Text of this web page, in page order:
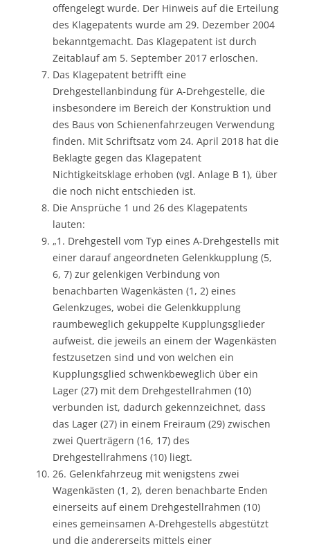
offengelegt wurde. Der Hinweis auf die Erteilung
des Klagepatents wurde am 29. Dezember 2004
bekanntgemacht. Das Klagepatent ist durch
Zeitablauf am 5. September 2017 erloschen.
Das Klagepatent betrifft eine
Drehgestellanbindung für A-Drehgestelle, die
insbesondere im Bereich der Konstruktion und
des Baus von Schienenfahrzeugen Verwendung
finden. Mit Schriftsatz vom 24. April 2018 hat die
Beklagte gegen das Klagepatent
Nichtigkeitsklage erhoben (vgl. Anlage B 1), über
die noch nicht entschieden ist.
Die Ansprüche 1 und 26 des Klagepatents
lauten:
„1. Drehgestell vom Typ eines A-Drehgestells mit
einer darauf angeordneten Gelenkkupplung (5,
6, 7) zur gelenkigen Verbindung von
benachbarten Wagenkästen (1, 2) eines
Gelenkzuges, wobei die Gelenkkupplung
raumbeweglich gekuppelte Kupplungsglieder
aufweist, die jeweils an einem der Wagenkästen
festzusetzen sind und von welchen ein
Kupplungsglied schwenkbeweglich über ein
Lager (27) mit dem Drehgestellrahmen (10)
verbunden ist, dadurch gekennzeichnet, dass
das Lager (27) in einem Freiraum (29) zwischen
zwei Querträgern (16, 17) des
Drehgestellrahmens (10) liegt.
26. Gelenkfahrzeug mit wenigstens zwei
Wagenkästen (1, 2), deren benachbarte Enden
einerseits auf einem Drehgestellrahmen (10)
eines gemeinsamen A-Drehgestells abgestützt
und die andererseits mittels einer